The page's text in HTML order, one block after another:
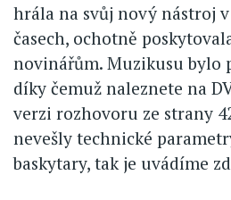
hrála na svůj nový nástroj
časech, ochotně
novinářům. Muzikusu bylo
díky čemuž naleznete na
verzi rozhovoru ze strany
nevešly technické
baskytary, tak je uvádíme